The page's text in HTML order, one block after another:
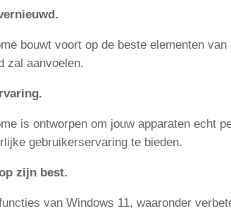
bouwt voort op de beste elementen
zal aanvoelen.
is ontworpen om jouw apparaten echt
gebruikerservaring te bieden.
zijn best.
van Windows 11, waaronder